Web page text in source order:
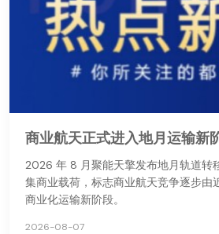
商业航天正式进入地月运输新
2026 年 8 月聚能天擎发布地月轨道转
集商业载荷，标志商业航天竞争逐步由
商业化运输新阶段。
2026-08-07